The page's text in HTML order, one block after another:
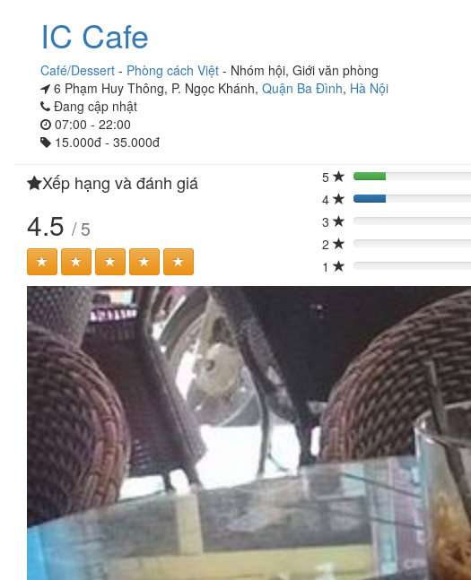
IC Cafe
Café/Dessert - Phòng cách Việt - Nhóm hội, Giới văn phòng
6 Phạm Huy Thông, P. Ngọc Khánh, Quận Ba Đình, Hà Nội
Đang cập nhật
07:00 - 22:00
15.000đ - 35.000đ
Xếp hạng và đánh giá
4.5 / 5
5 20%
4
20%
3
0%
2
0%
1
0%